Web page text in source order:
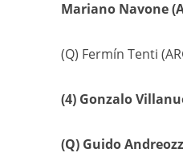
Mariano Navone
(Q) Fermín Tenti
(4) Gonzalo
(Q) Guido